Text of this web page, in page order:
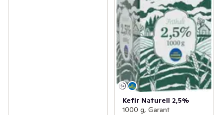
Kefir Naturell 2,5%
1000 g, Garant